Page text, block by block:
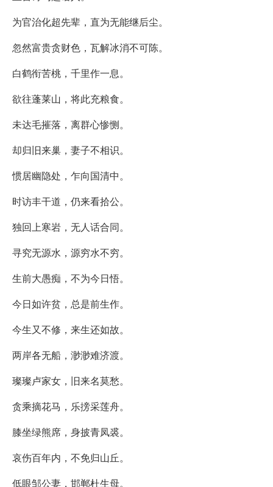
为官治化超先辈，直为无能继后尘。
忽然富贵贪财色，瓦解冰消不可陈。
白鹤衔苦桃，千里作一息。
欲往蓬莱山，将此充粮食。
未达毛摧落，离群心惨恻。
却归旧来巢，妻子不相识。
惯居幽隐处，乍向国清中。
时访丰干道，仍来看拾公。
独回上寒岩，无人话合同。
寻究无源水，源穷水不穷。
生前大愚痴，不为今日悟。
今日如许贫，总是前生作。
今生又不修，来生还如故。
两岸各无船，渺渺难济渡。
璨璨卢家女，旧来名莫愁。
贪乘摘花马，乐搒采莲舟。
膝坐绿熊席，身披青凤裘。
哀伤百年内，不免归山丘。
低眼邹公妻，邯郸杜生母。